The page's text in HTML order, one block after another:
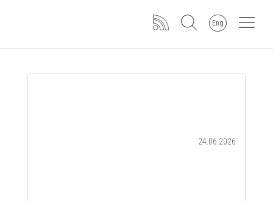
Eng
24.06.2026